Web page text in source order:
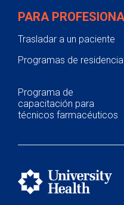
PARA
Trasladar a un paciente
Programas de residencia
Programa de
capacitación para
técnicos farmacéuticos